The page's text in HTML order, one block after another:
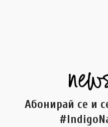
Абонирай се и